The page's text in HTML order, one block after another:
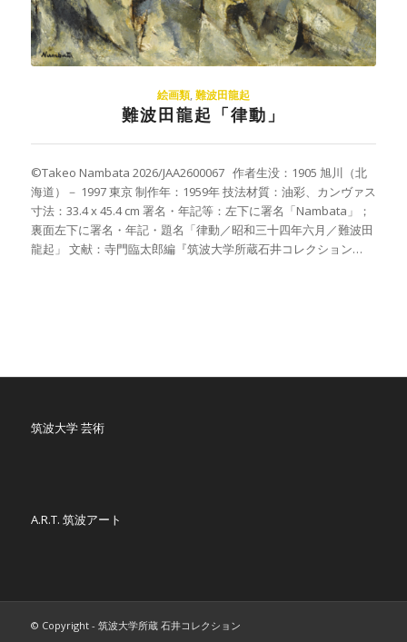
絵画類,難波田龍起
難波田龍起「律動」
©Takeo Nambata 2026/JAA2600067 作者生没：1905 旭川（北
海道）－ 1997 東京 制作年：1959年 技法材質：油彩、カンヴァス
寸法：33.4 x 45.4 cm 署名・年記等：左下に署名「Nambata」；
裏面左下に署名・年記・題名「律動／昭和三十四年六月／難波田
龍起」 文献：寺門臨太郎編『筑波大学所蔵石井コレクション…
筑波大学 芸術
A.R.T. 筑波アート
© Copyright - 筑波大学所蔵 石井コレクション